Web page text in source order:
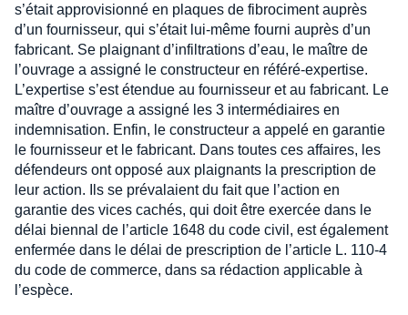
s’était approvisionné en plaques de fibrociment auprès
d’un fournisseur, qui s’était lui-même fourni auprès d’un
fabricant. Se plaignant d’infiltrations d’eau, le maître de
l’ouvrage a assigné le constructeur en référé-expertise.
L’expertise s’est étendue au fournisseur et au fabricant. Le
maître d’ouvrage a assigné les 3 intermédiaires en
indemnisation. Enfin, le constructeur a appelé en garantie
le fournisseur et le fabricant. Dans toutes ces affaires, les
défendeurs ont opposé aux plaignants la prescription de
leur action. Ils se prévalaient du fait que l’action en
garantie des vices cachés, qui doit être exercée dans le
délai biennal de l’article 1648 du code civil, est également
enfermée dans le délai de prescription de l’article L. 110-4
du code de commerce, dans sa rédaction applicable à
l’espèce.